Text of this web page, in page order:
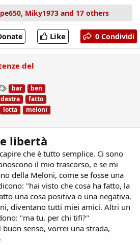
, Miky1973 and 17 others
Like 0 Condividi
del
T
a
g
s
bar
ben
destra
fatto
lotta
meloni
libertà
che è tutto semplice. Ci sono
il mio trascorso, e se mi
della Meloni, come se fosse una
"hai visto che cosa ha fatto, la
una cosa positiva o una negativa.
diventano tutti miei amici. Altri un
"ma tu, per chi tifi?"
senso, vorrei una strada,